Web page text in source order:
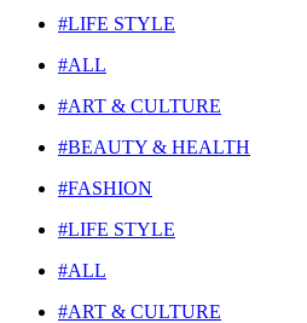
#LIFE STYLE
#ALL
#ART & CULTURE
#BEAUTY & HEALTH
#FASHION
#LIFE STYLE
#ALL
#ART & CULTURE